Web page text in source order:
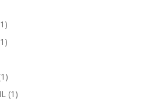
(1)